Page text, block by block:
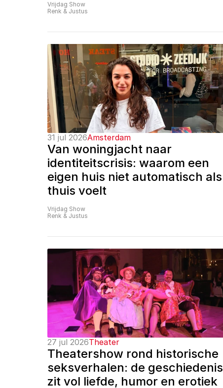
Vrijdag Show
Renk & Justus
31 jul 2026Amsterdam
Van woningjacht naar
identiteitscrisis: waarom een
eigen huis niet automatisch als
thuis voelt
Vrijdag Show
Renk & Justus
27 jul 2026Theater
Theatershow rond historische
seksverhalen: de geschiedenis
zit vol liefde, humor en erotiek